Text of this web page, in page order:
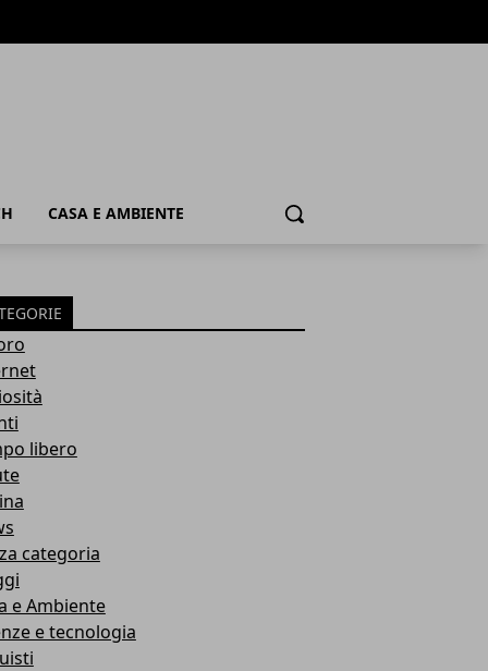
CASA E AMBIENTE Cerca
libero
categoria
e Ambiente
e tecnologia